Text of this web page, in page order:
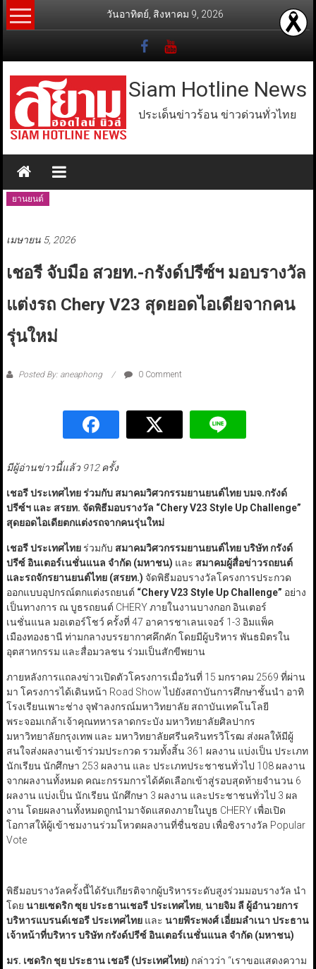
Skip
to
วันอาทิตย์, สิงหาคม 9, 2026
Siam Hotline News
ประเด็นข่าวร้อน ข่าวด่วนทั่วไทย
ยานยนต์
เมษายน 5, 2026
เชอรี จับมือ สวยท.-กรังด์ปรีซ์ฯ มอบรางวัล
แต่งรถ Chery V23 สุดยอดไอเดียจากคน
รุ่นใหม่
Posted By: aneaphong 0 Comment
มีผู้อ่านข่าวนี้แล้ว 912 ครั้ง
เชอรี ประเทศไทย ร่วมกับ สมาคมวิศวกรรมยานยนต์ไทย บมจ.กรังด์
ปรีซ์ฯ และ สรยท. จัดพิธีมอบรางวัล “Chery V23 Style Up Challenge”
สุดยอดไอเดียตกแต่งรถจากคนรุ่นใหม่
เชอรี ประเทศไทยร่วมกับ สมาคมวิศวกรรมยานยนต์ไทย บริษัท กรังด์
ปรีซ์ อินเตอร์เนชั่นแนล จำกัด (มหาชน) และ สมาคมผู้สื่อข่าวรถยนต์
และรถจักรยานยนต์ไทย (สรยท.) จัดพิธีมอบรางวัลโครงการประกวด
ออกแบบอุปกรณ์ตกแต่งรถยนต์ “Chery V23 Style Up Challenge” อย่าง
เป็นทางการ ณ บูธรถยนต์ CHERY ภายในงานบางกอก อินเตอร์
เนชั่นแนล มอเตอร์โชว์ ครั้งที่ 47 อาคารชาเลนเจอร์ 1-3 อิมแพ็ค
เมืองทองธานี ท่ามกลางบรรยากาศคึกคัก โดยมีผู้บริหาร พันธมิตรใน
อุตสาหกรรม และสื่อมวลชน ร่วมเป็นสักขีพยาน
ภายหลังการแถลงข่าวเปิดตัวโครงการเมื่อวันที่ 15 มกราคม 2569 ที่ผ่าน
มา โครงการได้เดินหน้า Road Show ไปยังสถาบันการศึกษาชั้นนำ อาทิ
โรงเรียนเพาะช่าง จุฬาลงกรณ์มหาวิทยาลัย สถาบันเทคโนโลยี
พระจอมเกล้าเจ้าคุณทหารลาดกระบัง มหาวิทยาลัยศิลปากร
มหาวิทยาลัยกรุงเทพ และ มหาวิทยาลัยศรีนครินทรวิโรฒ ส่งผลให้มีผู้
สนใจส่งผลงานเข้าร่วมประกวด รวมทั้งสิ้น 361 ผลงาน แบ่งเป็น ประเภท
นักเรียน นักศึกษา 253 ผลงาน และ ประเภทประชาชนทั่วไป 108 ผลงาน
จากผลงานทั้งหมด คณะกรรมการได้คัดเลือกเข้าสู่รอบสุดท้ายจำนวน 6
ผลงาน แบ่งเป็น นักเรียน นักศึกษา 3 ผลงาน และประชาชนทั่วไป 3 ผล
งาน โดยผลงานทั้งหมดถูกนำมาจัดแสดงภายในบูธ CHERY เพื่อเปิด
โอกาสให้ผู้เข้าชมงานร่วมโหวตผลงานที่ชื่นชอบ เพื่อชิงรางวัล Popular
Vote
พิธีมอบรางวัลครั้งนี้ได้รับเกียรติจากผู้บริหารระดับสูงร่วมมอบรางวัล นำ
โดย นายเซดริก ซุย ประธานเชอรี ประเทศไทย, นายจิม ลี ผู้อำนวยการ
บริหารแบรนด์เชอรี ประเทศไทยและ นายพีระพงศ์ เอี่ยมลำเนา ประธาน
เจ้าหน้าที่บริหาร บริษัท กรังด์ปรีซ์ อินเตอร์เนชั่นแนล จำกัด (มหาชน)
มร. เซดริก ชุย ประธาน เชอรี (ประเทศไทย) กล่าวว่า “เราขอแสดงความ